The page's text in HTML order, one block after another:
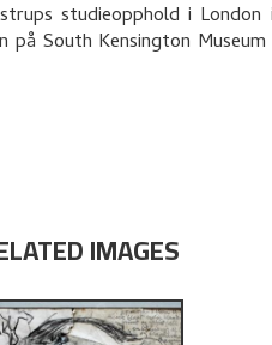
studieopphold i London
på South Kensington
IMAGES